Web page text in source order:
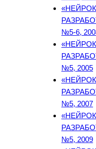
№5-6,
№5, 2005
№5, 2007
№5, 2009